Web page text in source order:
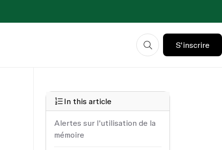
S'inscrire
In this article
Alertes sur l'utilisation de la
mémoire